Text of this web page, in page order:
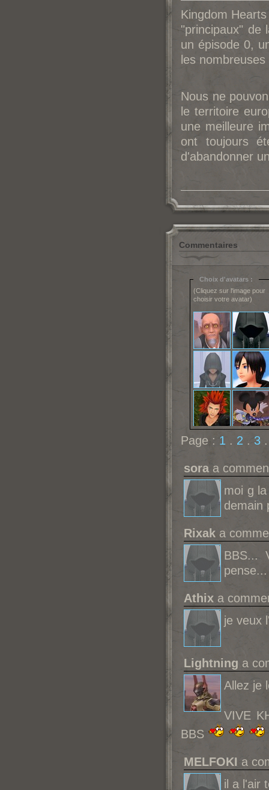
Kingdom
"principaux" de
un épisode 0,
les
Nous ne
le territoire
une meilleure
ont toujours
d'abandonner
Commentaires
Choix d'avatars :
(Cliquez sur l'image pour
choisir votre avatar)
Page : 1 . 2 . 3
soraa
moi g
demain
Rixak a
BBS...
Athix a
je veux
Lightning a
Allez je
VIVE
BBS
MELFOKI a
il a l'air